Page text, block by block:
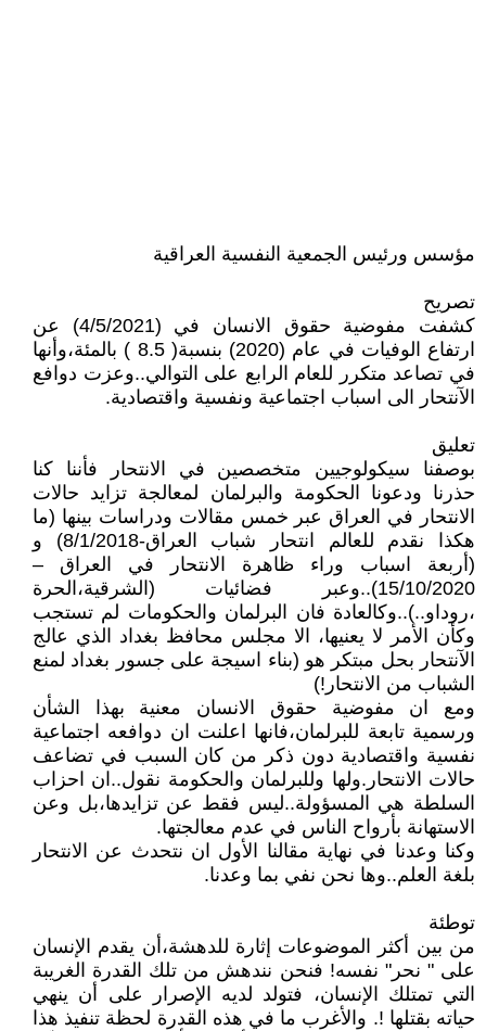
مؤسس ورئيس الجمعية النفسية العراقية
تصريح
كشفت مفوضية حقوق الانسان في (4/5/2021) عن
ارتفاع الوفيات في عام (2020) بنسبة( 8.5 ) بالمئة،وأنها
في تصاعد متكرر للعام الرابع على التوالي..وعزت دوافع
الآنتحار الى اسباب اجتماعية ونفسية واقتصادية.
تعليق
بوصفنا سيكولوجيين متخصصين في الانتحار فأننا كنا
حذرنا ودعونا الحكومة والبرلمان لمعالجة تزايد حالات
الانتحار في العراق عبر خمس مقالات ودراسات بينها (ما
هكذا نقدم للعالم انتحار شباب العراق-8/1/2018) و
(أربعة اسباب وراء ظاهرة الانتحار في العراق –
15/10/2020)..وعبر فضائيات (الشرقية،الحرة
،روداو..)..وكالعادة فان البرلمان والحكومات لم تستجب
وكأن الأمر لا يعنيها، الا مجلس محافظ بغداد الذي عالج
الآنتحار بحل مبتكر هو (بناء اسيجة على جسور بغداد لمنع
الشباب من الانتحار!)
ومع ان مفوضية حقوق الانسان معنية بهذا الشأن
ورسمية تابعة للبرلمان،فانها اعلنت ان دوافعه اجتماعية
نفسية واقتصادية دون ذكر من كان السبب في تضاعف
حالات الانتحار.ولها وللبرلمان والحكومة نقول..ان احزاب
السلطة هي المسؤولة..ليس فقط عن تزايدها،بل وعن
الاستهانة بأرواح الناس في عدم معالجتها.
وكنا وعدنا في نهاية مقالنا الأول ان نتحدث عن الانتحار
بلغة العلم..وها نحن نفي بما وعدنا.
توطئة
من بين أكثر الموضوعات إثارة للدهشة،أن يقدم الإنسان
على " نحر" نفسه! فنحن نندهش من تلك القدرة الغريبة
التي تمتلك الإنسان، فتولد لديه الإصرار على أن ينهي
حياته بقتلها !. والأغرب ما في هذه القدرة لحظة تنفيذ هذا